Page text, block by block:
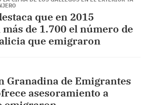
que en 2015
de 1.700 el número de
que emigraron
Granadina de Emigrantes
asesoramiento a